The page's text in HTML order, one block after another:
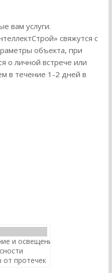
вам услуги.
свяжутся с
объекта, при
о личной встрече или
в течение 1-2 дней в